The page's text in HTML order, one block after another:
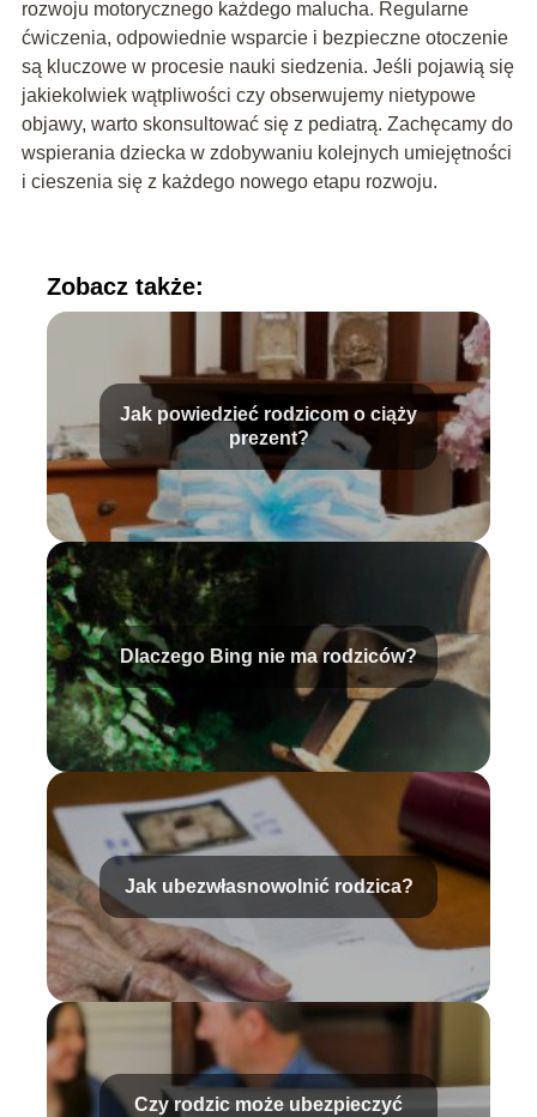
rozwoju motorycznego każdego malucha. Regularne
ćwiczenia, odpowiednie wsparcie i bezpieczne otoczenie
są kluczowe w procesie nauki siedzenia. Jeśli pojawią się
jakiekolwiek wątpliwości czy obserwujemy nietypowe
objawy, warto skonsultować się z pediatrą. Zachęcamy do
wspierania dziecka w zdobywaniu kolejnych umiejętności
i cieszenia się z każdego nowego etapu rozwoju.
Zobacz także:
Jak powiedzieć rodzicom o ciąży
prezent?
Dlaczego Bing nie ma rodziców?
Jak ubezwłasnowolnić rodzica?
Czy rodzic może ubezpieczyć